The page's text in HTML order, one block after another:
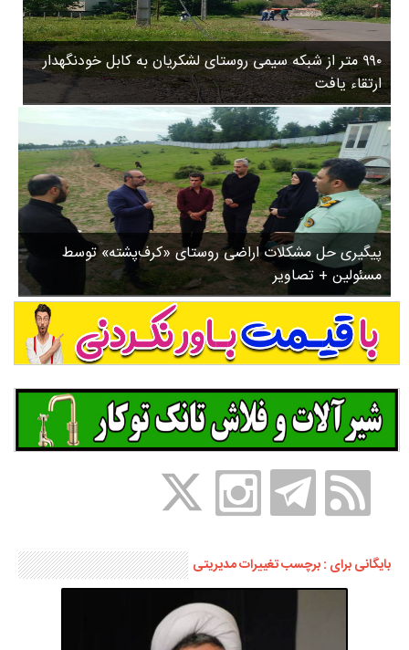
روستاها
ورزشی
سیاسی
چندرسانه ای
مسیر گردشگری دیلمان
درباره ما
۹۹۰ متر از شبکه سیمی روستای لشکریان به کابل خودنگهدار
ارتقاء یافت
پیگیری حل مشکلات اراضی روستای «کرف‌پشته» توسط
مسئولین + تصاویر
۳
۵
۸
ب
ا
ز
ن
ش
س
ت
ش
د
.
بایگانی برای : برچسب تغییرات مدیریتی